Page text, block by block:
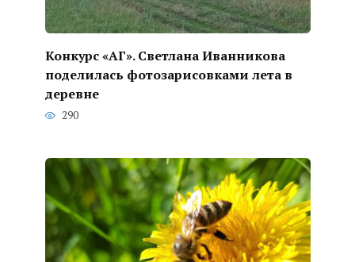
Конкурс «АГ». Светлана Иванникова
поделилась фотозарисовками лета в
деревне
290